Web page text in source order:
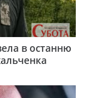
в останню